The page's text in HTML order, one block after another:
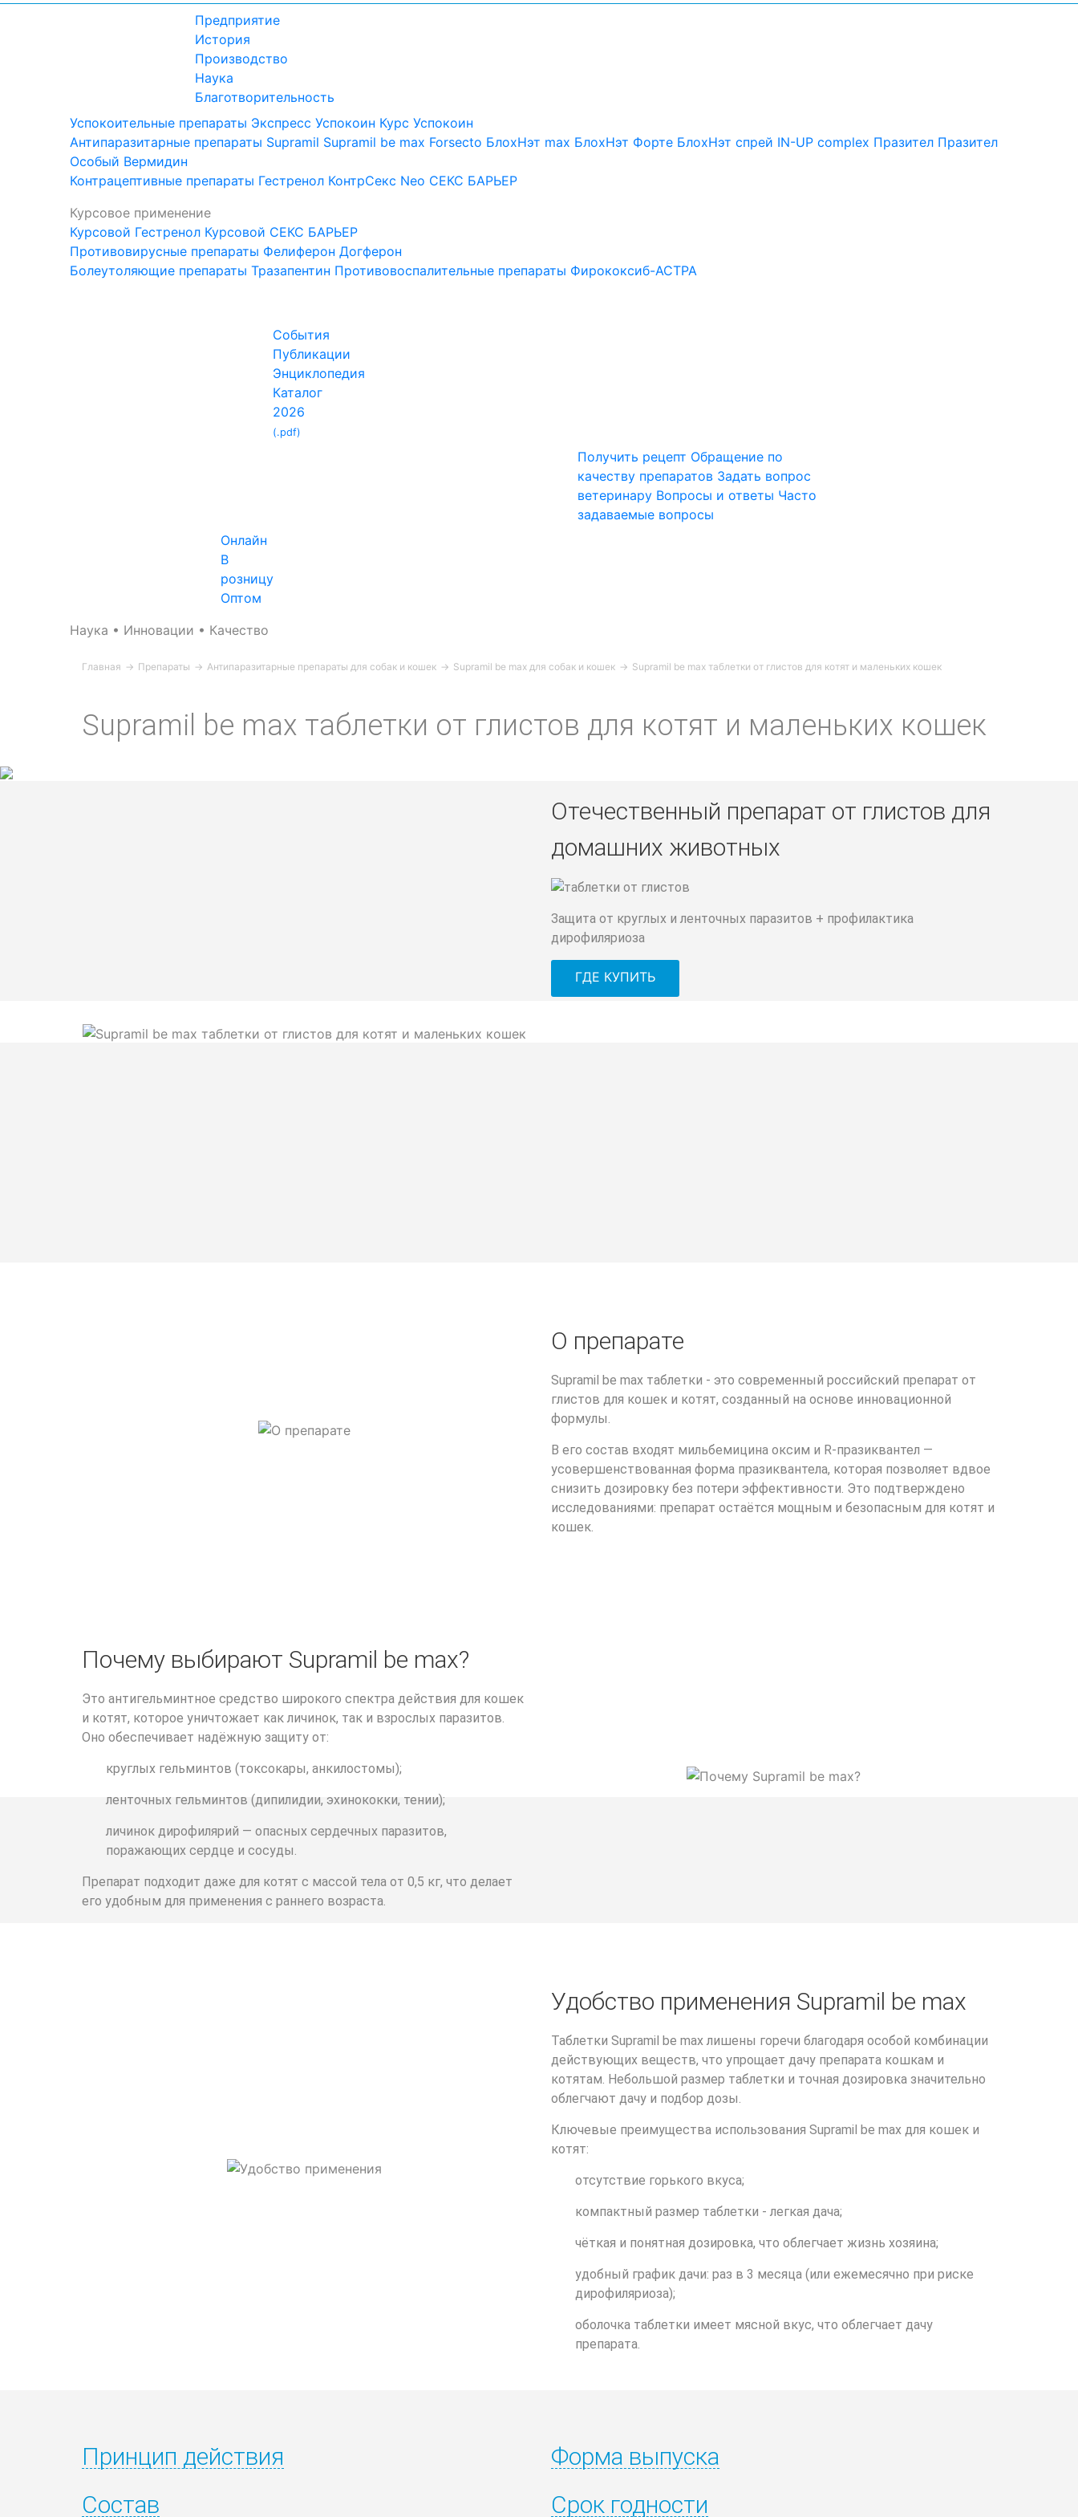
Предприятие
История
Производство
Наука
Благотворительность
Успокоительные препараты Экспресс Успокоин Курс Успокоин
Антипаразитарные препараты Supramil Supramil be max Forsecto БлохНэт max БлохНэт Форте БлохНэт спрей IN-UP complex Празител Празител
Особый Вермидин
Контрацептивные препараты Гестренол КонтрСекс Neo СЕКС БАРЬЕР
Курсовое применение
Курсовой Гестренол Курсовой СЕКС БАРЬЕР
Противовирусные препараты Фелиферон Догферон
Болеутоляющие препараты Тразапентин Противовоспалительные препараты Фирококсиб-АСТРА
События
Публикации
Энциклопедия
Каталог
2026
(.pdf)
Получить рецепт Обращение по
качеству препаратов Задать вопрос
ветеринару Вопросы и ответы Часто
задаваемые вопросы
Онлайн
В
розницу
Оптом
Наука • Инновации • Качество
Главная → Препараты → Антипаразитарные препараты для собак и кошек → Supramil be max для собак и кошек → Supramil be max таблетки от глистов для котят и маленьких кошек
Supramil be max таблетки от глистов для котят и маленьких кошек
Отечественный препарат от глистов для
домашних животных
Защита от круглых и ленточных паразитов + профилактика
дирофиляриоза
ГДЕ КУПИТЬ
О препарате
Supramil be max таблетки - это современный российский препарат от
глистов для кошек и котят, созданный на основе инновационной
формулы.
В его состав входят мильбемицина оксим и R-празиквантел —
усовершенствованная форма празиквантела, которая позволяет вдвое
снизить дозировку без потери эффективности. Это подтверждено
исследованиями: препарат остаётся мощным и безопасным для котят и
кошек.
Почему выбирают Supramil be max?
Это антигельминтное средство широкого спектра действия для кошек
и котят, которое уничтожает как личинок, так и взрослых паразитов.
Оно обеспечивает надёжную защиту от:
круглых гельминтов (токсокары, анкилостомы);
ленточных гельминтов (дипилидии, эхинококки, тении);
личинок дирофилярий — опасных сердечных паразитов,
поражающих сердце и сосуды.
Препарат подходит даже для котят с массой тела от 0,5 кг, что делает
его удобным для применения с раннего возраста.
Удобство применения Supramil be max
Таблетки Supramil be max лишены горечи благодаря особой комбинации
действующих веществ, что упрощает дачу препарата кошкам и
котятам. Небольшой размер таблетки и точная дозировка значительно
облегчают дачу и подбор дозы.
Ключевые преимущества использования Supramil be max для кошек и
котят:
отсутствие горького вкуса;
компактный размер таблетки - легкая дача;
чёткая и понятная дозировка, что облегчает жизнь хозяина;
удобный график дачи: раз в 3 месяца (или ежемесячно при риске
дирофиляриоза);
оболочка таблетки имеет мясной вкус, что облегчает дачу
препарата.
Принцип действия
Состав
Форма выпуска
Срок годности